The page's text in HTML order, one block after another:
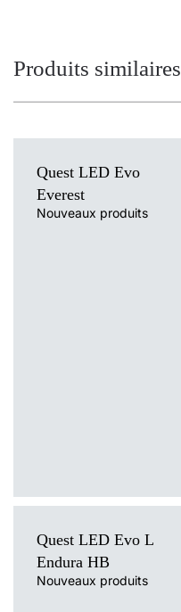
Produits similaires
Quest LED Evo
Everest
Nouveaux produits
Quest LED Evo L
Endura HB
Nouveaux produits